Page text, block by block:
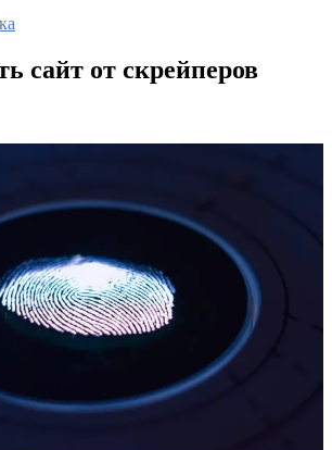
сайт от скрейперов